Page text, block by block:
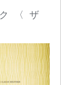
〈 ザ